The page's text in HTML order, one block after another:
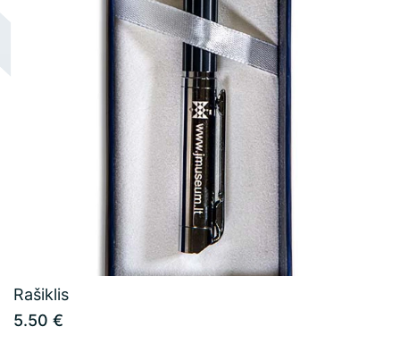
naudojimo taisyklės
Konsultacijų ir ekspertizių paslaugos
Žako Lipšico muziejaus ekspozicija
Muziejaus leidiniai
Rašiklis
5.50 €